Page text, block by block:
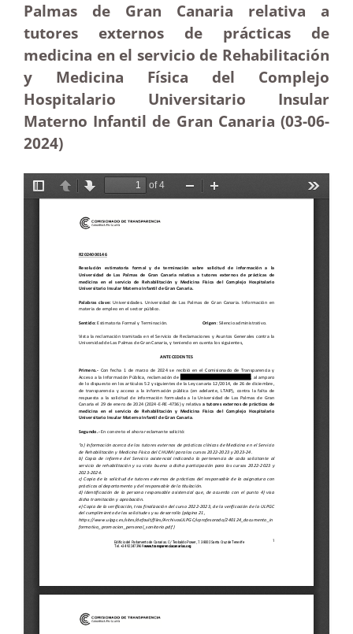
Palmas de Gran Canaria relativa a
tutores externos de prácticas de
medicina en el servicio de Rehabilitación
y Medicina Física del Complejo
Hospitalario Universitario Insular
Materno Infantil de Gran Canaria (03-06-
2024)